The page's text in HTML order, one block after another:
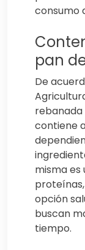
consumo
pan
De
contiene
misma
opción
buscan
tiempo.